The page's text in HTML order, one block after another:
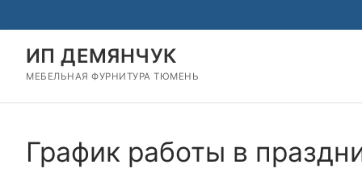
к
содержимому
ИП ДЕМЯНЧУК
МЕБЕЛЬНАЯ ФУРНИТУРА ТЮМЕНЬ
График работы в